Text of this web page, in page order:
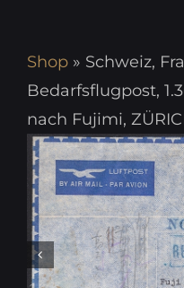
Shop » Schweiz,
Bedarfsflugpost,
nach Fujimi,